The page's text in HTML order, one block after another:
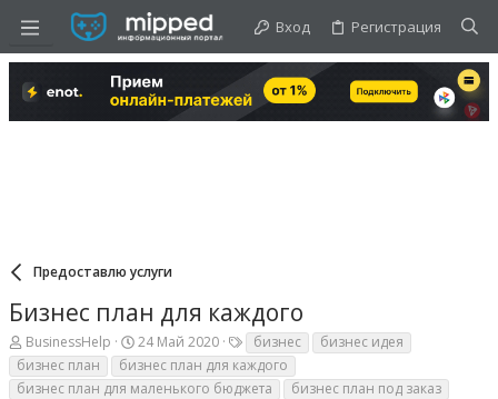
Вход Регистрация
Предоставлю услуги
Бизнес план для каждого
А
в
т
о
BusinessHelp
Д
а
т
а
24 Май 2020
Т
е
г
и
бизнес
бизнес идея
бизнес план
бизнес план для каждого
бизнес план для маленького бюджета
бизнес план под заказ